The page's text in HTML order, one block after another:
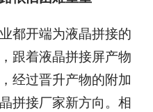
开端为液晶拼接的
跟着液晶拼接屏产物
经过晋升产物的附加
拼接厂家新方向。相